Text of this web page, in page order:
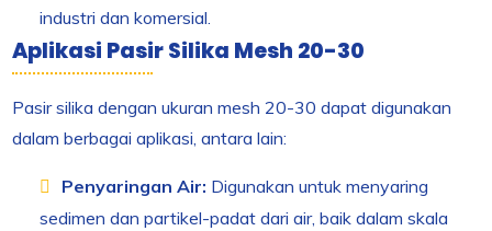
industri dan komersial.
Aplikasi Pasir Silika Mesh 20-30
Pasir silika dengan ukuran mesh 20-30 dapat digunakan
dalam berbagai aplikasi, antara lain:
Penyaringan Air: Digunakan untuk menyaring
sedimen dan partikel-padat dari air, baik dalam skala